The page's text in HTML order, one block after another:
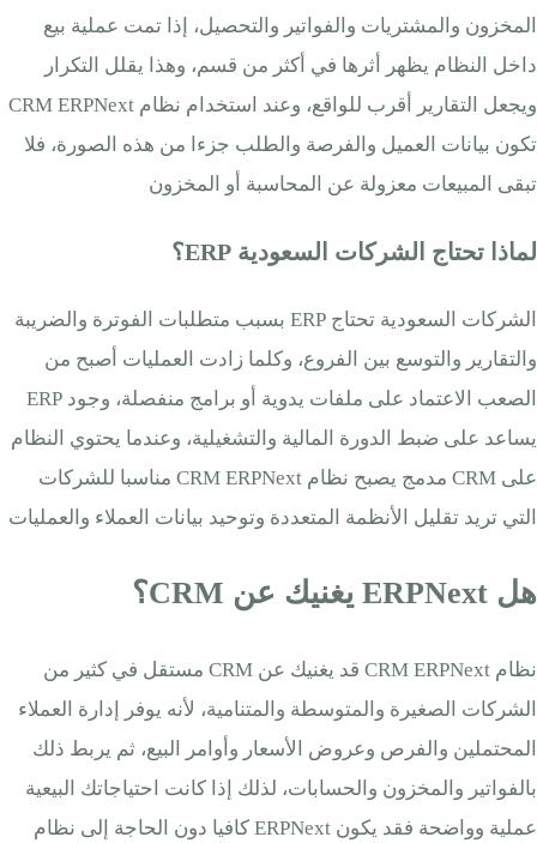
المخزون والمشتريات والفواتير والتحصيل، إذا تمت عملية بيع
داخل النظام يظهر أثرها في أكثر من قسم، وهذا يقلل التكرار
ويجعل التقارير أقرب للواقع، وعند استخدام نظام CRM ERPNext
تكون بيانات العميل والفرصة والطلب جزءا من هذه الصورة، فلا
تبقى المبيعات معزولة عن المحاسبة أو المخزون
لماذا تحتاج الشركات السعودية ERP؟
الشركات السعودية تحتاج ERP بسبب متطلبات الفوترة والضريبة
والتقارير والتوسع بين الفروع، وكلما زادت العمليات أصبح من
الصعب الاعتماد على ملفات يدوية أو برامج منفصلة، وجود ERP
يساعد على ضبط الدورة المالية والتشغيلية، وعندما يحتوي النظام
على CRM مدمج يصبح نظام CRM ERPNext مناسبا للشركات
التي تريد تقليل الأنظمة المتعددة وتوحيد بيانات العملاء والعمليات
هل ERPNext يغنيك عن CRM؟
نظام CRM ERPNext قد يغنيك عن CRM مستقل في كثير من
الشركات الصغيرة والمتوسطة والمتنامية، لأنه يوفر إدارة العملاء
المحتملين والفرص وعروض الأسعار وأوامر البيع، ثم يربط ذلك
بالفواتير والمخزون والحسابات، لذلك إذا كانت احتياجاتك البيعية
عملية وواضحة فقد يكون ERPNext كافيا دون الحاجة إلى نظام